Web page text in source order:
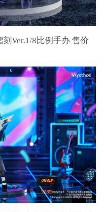
刻Ver.1/8比例手办 售价